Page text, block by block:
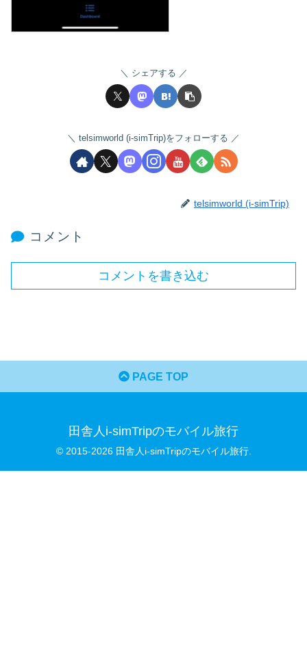
シェアする
telsimworld (i-simTrip)をフォローする
telsimworld (i-simTrip)
コメント
コメントを書き込む
PAGE TOP
田舎人i-simTripのモバイル旅行
© 2015-2026 田舎人i-simTripのモバイル旅行.